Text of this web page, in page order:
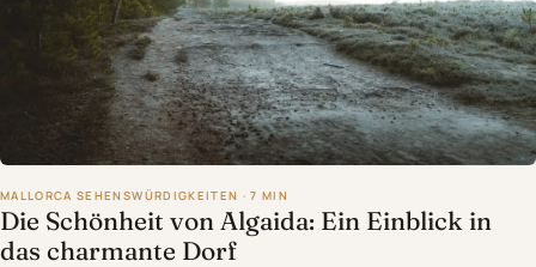
MALLORCA SEHENSWÜRDIGKEITEN · 7 MIN
Die Schönheit von Algaida: Ein Einblick in
das charmante Dorf